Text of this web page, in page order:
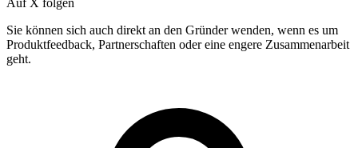
Auf X folgen
Sie können sich auch direkt an den Gründer wenden, wenn es um
Produktfeedback, Partnerschaften oder eine engere Zusammenarbeit
geht.